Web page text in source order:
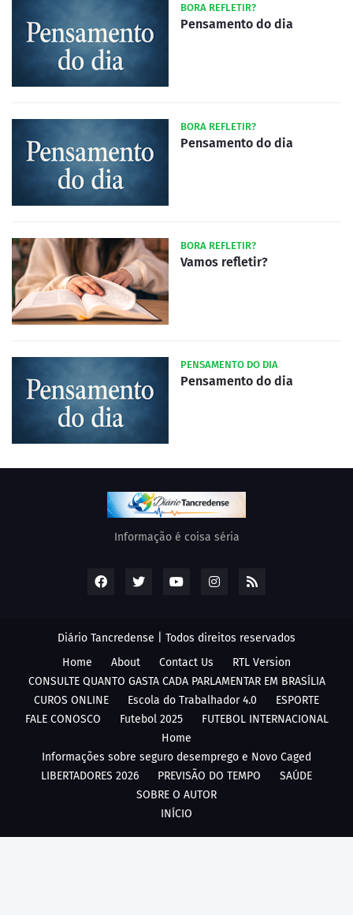
BORA REFLETIR?
Pensamento do dia
BORA REFLETIR?
Pensamento do dia
BORA REFLETIR?
Vamos refletir?
PENSAMENTO DO DIA
Pensamento do dia
Informação é coisa séria
Diário Tancredense | Todos direitos reservados
Home
About Contact Us
RTL Version
CONSULTE QUANTO GASTA CADA PARLAMENTAR EM BRASÍLIA
CUROS ONLINE
Escola do Trabalhador 4.0
ESPORTE
FALE CONOSCO
Futebol 2025
FUTEBOL INTERNACIONAL
Home
Informações sobre seguro desemprego e Novo Caged
LIBERTADORES 2026
PREVISÃO DO TEMPO
SAÚDE
SOBRE O AUTOR
INÍCIO